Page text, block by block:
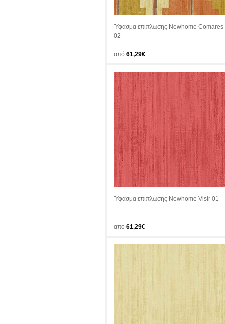
Ύφασμα επίπλωσης Newhome Comares
02
από 61,29€
Ύφασμα επίπλωσης Newhome Visir 01
από 61,29€